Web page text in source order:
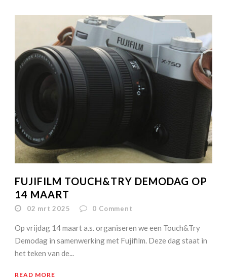
FUJIFILM TOUCH&TRY DEMODAG OP
14 MAART
02 mrt 2025 0 Comment
Op vrijdag 14 maart a.s. organiseren we een Touch&Try
Demodag in samenwerking met Fujifilm. Deze dag staat in
het teken van de...
READ MORE